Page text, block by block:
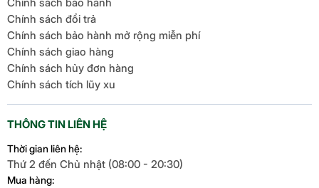
Chính sách đổi trả
Chính sách bảo hành mở rộng miễn phí
Chính sách giao hàng
Chính sách hủy đơn hàng
Chính sách tích lũy xu
THÔNG TIN LIÊN HỆ
Thời gian liên hệ:
Thứ 2 đến Chủ nhật (08:00 - 20:30)
Mua hàng: